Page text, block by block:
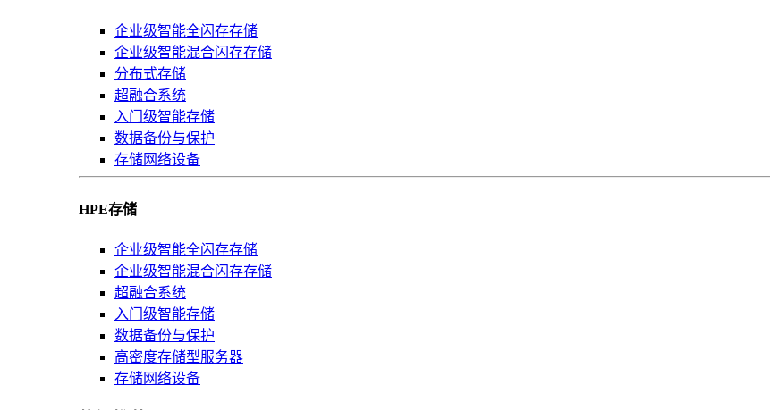
企业级智能全闪存存储
企业级智能混合闪存存储
分布式存储
超融合系统
入门级智能存储
数据备份与保护
存储网络设备
HPE存储
企业级智能全闪存存储
企业级智能混合闪存存储
超融合系统
入门级智能存储
数据备份与保护
高密度存储型服务器
存储网络设备